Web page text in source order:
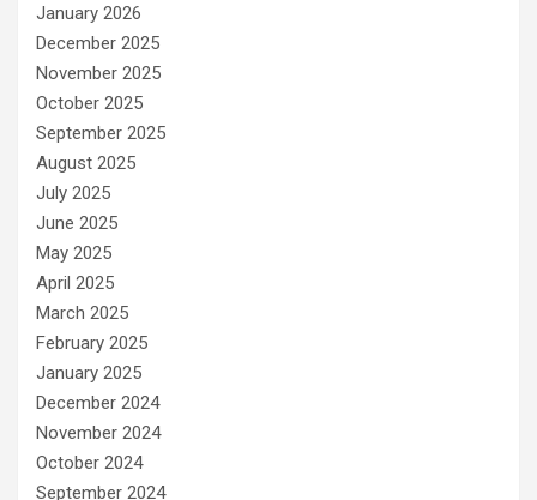
January 2026
December 2025
November 2025
October 2025
September 2025
August 2025
July 2025
June 2025
May 2025
April 2025
March 2025
February 2025
January 2025
December 2024
November 2024
October 2024
September 2024